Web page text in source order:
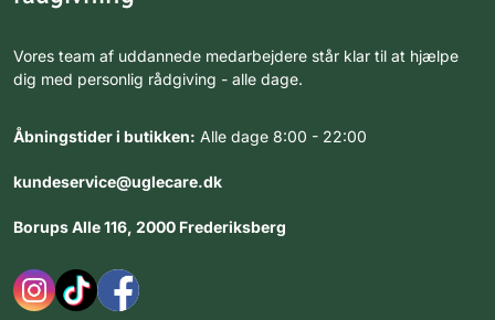
Vores team af uddannede medarbejdere står klar til at hjælpe
dig med personlig rådgiving - alle dage.
Åbningstider i butikken: Alle dage 8:00 - 22:00
kundeservice@uglecare.dk
Borups Alle 116, 2000 Frederiksberg